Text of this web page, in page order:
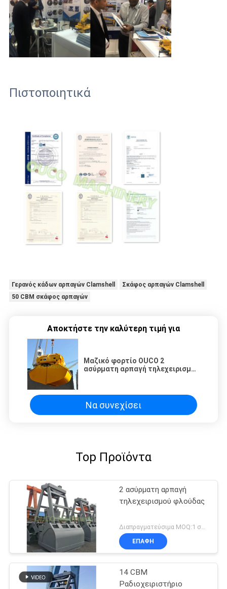
Πιστοποιητικά
Γερανός κάδων αρπαγών Clamshell
Σκάφος αρπαγών Clamshell
50 CBM σκάφος αρπαγών
Αποκτήστε την καλύτερη τιμή για
Μαζικό φορτίο OUCO 2
ασύρματη αρπαγή τηλεχειρισμού
Να συνεχίσει
Top Προϊόντα
2 ασύρματη αρπαγή
τηλεχειρισμού φλούδας
ΕΠΑΦΉ
14 CBM
Ραδιοχειριστήριο